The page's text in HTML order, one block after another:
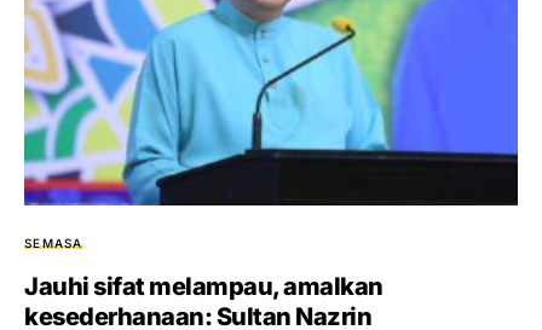
SEMASA
Jauhi sifat melampau, amalkan
kesederhanaan: Sultan Nazrin